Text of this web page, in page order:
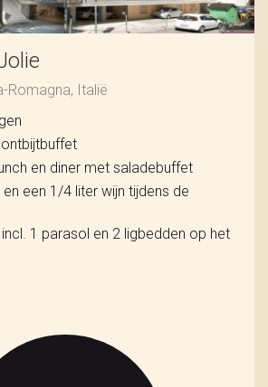
Romagna, Italië
en diner met saladebuffet
een 1/4 liter wijn tijdens de
1 parasol en 2 ligbedden op het